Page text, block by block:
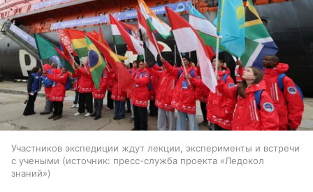
Участников экспедиции ждут лекции, эксперименты и встречи
с учеными
источник: пресс-служба проекта «Ледокол
знаний»